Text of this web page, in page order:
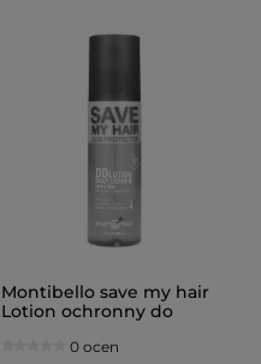
Montibello save my hair
Lotion ochronny do
0 ocen